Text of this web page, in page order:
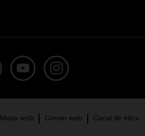
Mapa web Correo web Canal de ética